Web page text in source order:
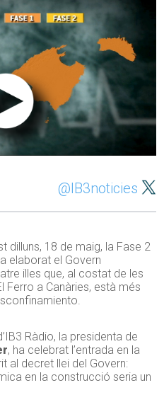
@IB3noticies
dilluns, 18 de maig, la Fase 2
elaborat el Govern
illes que, al costat de les
Ferro a Canàries, està més
Ràdio, la presidenta de
, ha celebrat l’entrada en la
al decret llei del Govern:
en la construcció seria un